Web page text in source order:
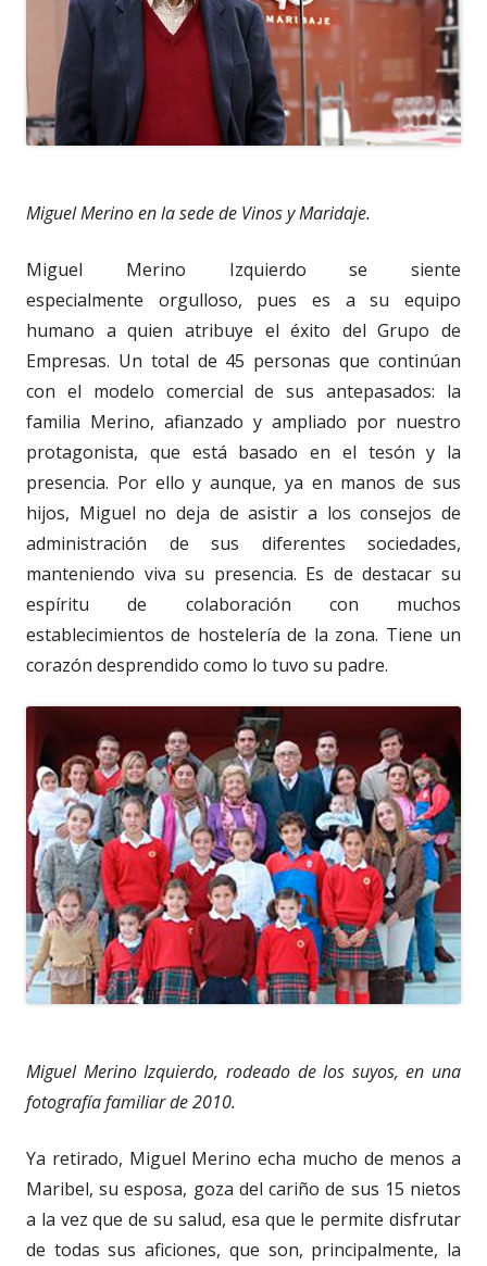
Miguel Merino en la sede de Vinos y Maridaje.
Miguel Merino Izquierdo se siente
especialmente orgulloso, pues es a su equipo
humano a quien atribuye el éxito del Grupo de
Empresas. Un total de 45 personas que continúan
con el modelo comercial de sus antepasados: la
familia Merino, afianzado y ampliado por nuestro
protagonista, que está basado en el tesón y la
presencia. Por ello y aunque, ya en manos de sus
hijos, Miguel no deja de asistir a los consejos de
administración de sus diferentes sociedades,
manteniendo viva su presencia. Es de destacar su
espíritu de colaboración con muchos
establecimientos de hostelería de la zona. Tiene un
corazón desprendido como lo tuvo su padre.
Miguel Merino Izquierdo, rodeado de los suyos, en una
fotografía familiar de 2010.
Ya retirado, Miguel Merino echa mucho de menos a
Maribel, su esposa, goza del cariño de sus 15 nietos
a la vez que de su salud, esa que le permite disfrutar
de todas sus aficiones, que son, principalmente, la